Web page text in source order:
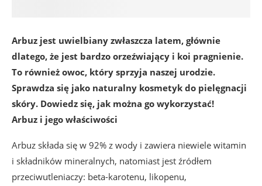
Arbuz jest uwielbiany zwłaszcza latem, głównie
dlatego, że jest bardzo orzeźwiający i koi pragnienie.
To również owoc, który sprzyja naszej urodzie.
Sprawdza się jako naturalny kosmetyk do pielęgnacji
skóry. Dowiedz się, jak można go wykorzystać!
Arbuz i jego właściwości
Arbuz składa się w 92% z wody i zawiera niewiele witamin
i składników mineralnych, natomiast jest źródłem
przeciwutleniaczy: beta-karotenu, likopenu,